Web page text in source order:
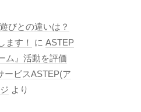
びとの違いは？
ます！
にASTEP
ム』活動を評価
ービスASTEP(ア
より